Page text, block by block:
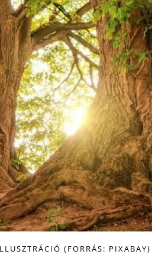
(FORRÁS: PIXABAY)